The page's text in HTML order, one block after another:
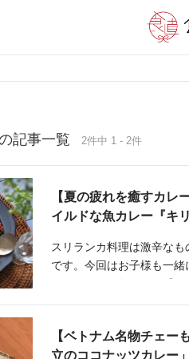
記事一覧 2件中 1 - 2件
【夏の疲れを癒すカレ
イルドな魚カレー『キ
スリランカ料理は激辛な
です。今回はお子様も一緒
て食べるレンズ豆のカレ
【ベトナム名物チェー
立のココナッツカレー」